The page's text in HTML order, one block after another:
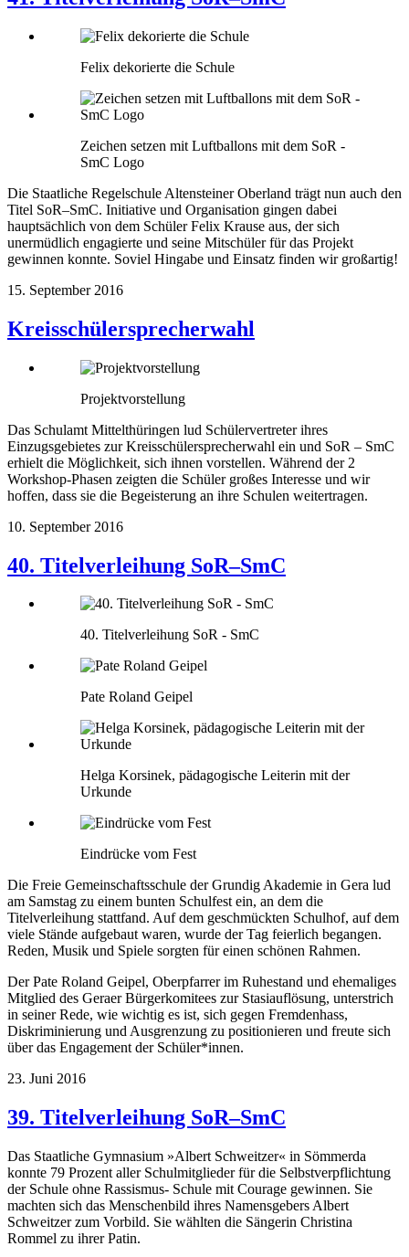
Felix dekorierte die Schule
Zeichen setzen mit Luftballons mit dem SoR -
SmC Logo
Die Staatliche Regelschule Altensteiner Oberland trägt nun auch den
Titel SoR–SmC. Initiative und Organisation gingen dabei
hauptsächlich von dem Schüler Felix Krause aus, der sich
unermüdlich engagierte und seine Mitschüler für das Projekt
gewinnen konnte. Soviel Hingabe und Einsatz finden wir großartig!
15. September 2016
Kreisschülersprecherwahl
Projektvorstellung
Das Schulamt Mittelthüringen lud Schülervertreter ihres
Einzugsgebietes zur Kreisschülersprecherwahl ein und SoR – SmC
erhielt die Möglichkeit, sich ihnen vorstellen. Während der 2
Workshop-Phasen zeigten die Schüler großes Interesse und wir
hoffen, dass sie die Begeisterung an ihre Schulen weitertragen.
10. September 2016
40. Titelverleihung SoR–SmC
40. Titelverleihung SoR - SmC
Pate Roland Geipel
Helga Korsinek, pädagogische Leiterin mit der
Urkunde
Eindrücke vom Fest
Die Freie Gemeinschaftsschule der Grundig Akademie in Gera lud
am Samstag zu einem bunten Schulfest ein, an dem die
Titelverleihung stattfand. Auf dem geschmückten Schulhof, auf dem
viele Stände aufgebaut waren, wurde der Tag feierlich begangen.
Reden, Musik und Spiele sorgten für einen schönen Rahmen.
Der Pate Roland Geipel, Oberpfarrer im Ruhestand und ehemaliges
Mitglied des Geraer Bürgerkomitees zur Stasiauflösung, unterstrich
in seiner Rede, wie wichtig es ist, sich gegen Fremdenhass,
Diskriminierung und Ausgrenzung zu positionieren und freute sich
über das Engagement der Schüler*innen.
23. Juni 2016
39. Titelverleihung SoR–SmC
Das Staatliche Gymnasium »Albert Schweitzer« in Sömmerda
konnte 79 Prozent aller Schulmitglieder für die Selbstverpflichtung
der Schule ohne Rassismus- Schule mit Courage gewinnen. Sie
machten sich das Menschenbild ihres Namensgebers Albert
Schweitzer zum Vorbild. Sie wählten die Sängerin Christina
Rommel zu ihrer Patin.